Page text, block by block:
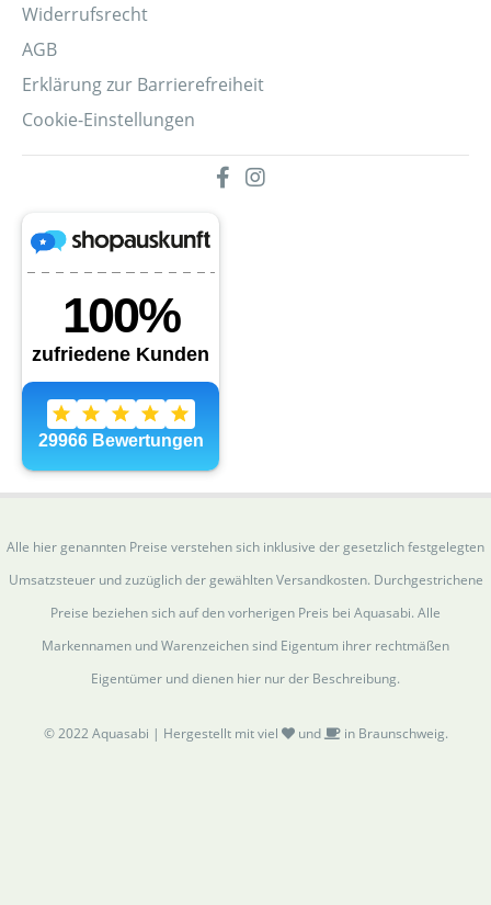
Widerrufsrecht
AGB
Erklärung zur Barrierefreiheit
Cookie-Einstellungen
Alle hier genannten Preise verstehen sich inklusive der gesetzlich festgelegten
Umsatzsteuer und zuzüglich der gewählten Versandkosten. Durchgestrichene
Preise beziehen sich auf den vorherigen Preis bei Aquasabi. Alle
Markennamen und Warenzeichen sind Eigentum ihrer rechtmäßen
Eigentümer und dienen hier nur der Beschreibung.
© 2022 Aquasabi | Hergestellt mit viel und in Braunschweig.